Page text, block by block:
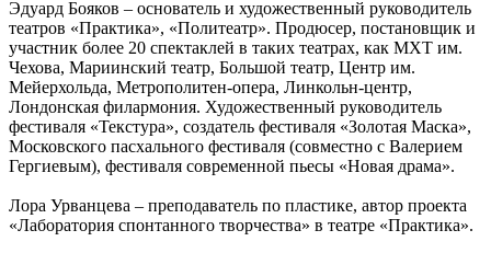
Эдуард Бояков – основатель и художественный руководитель
театров «Практика», «Политеатр». Продюсер, постановщик и
участник более 20 спектаклей в таких театрах, как МХТ им.
Чехова, Мариинский театр, Большой театр, Центр им.
Мейерхольда, Метрополитен-опера, Линкольн-центр,
Лондонская филармония. Художественный руководитель
фестиваля «Текстура», создатель фестиваля «Золотая Маска»,
Московского пасхального фестиваля (совместно с Валерием
Гергиевым), фестиваля современной пьесы «Новая драма».
Лора Урванцева – преподаватель по пластике, автор проекта
«Лаборатория спонтанного творчества» в театре «Практика».